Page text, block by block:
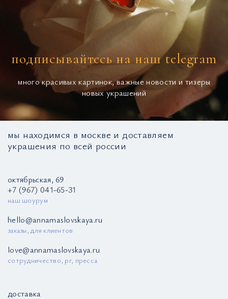
подписывайтесь на наш telegram
много красивых картинок, важные новости и тизеры
новых украшений
мы находимся в москве и доставляем
украшения по всей россии
октябрьская, 69
+7 (967) 041-65-31
наш шоурум
hello@annamaslovskaya.ru
заказы, для клиентов
love@annamaslovskaya.ru
сотрудничество, pr, пресса
доставка